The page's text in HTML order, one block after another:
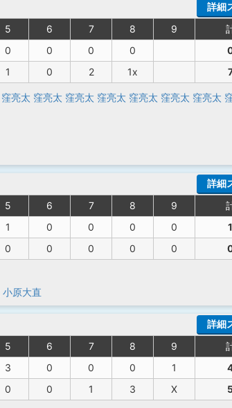
5 6 7 8 9
0 0 0 0
1 0 2 1x
窪亮太 窪亮太 窪亮太 窪亮太 窪亮太 窪亮太 窪亮太
詳細
5 6 7 8 9
1 0 0 0 0
1
0 0 0 0 0
小原大直
詳細
5 6 7 8 9
3 0 0 0 1
0 0 1 3 X
詳細